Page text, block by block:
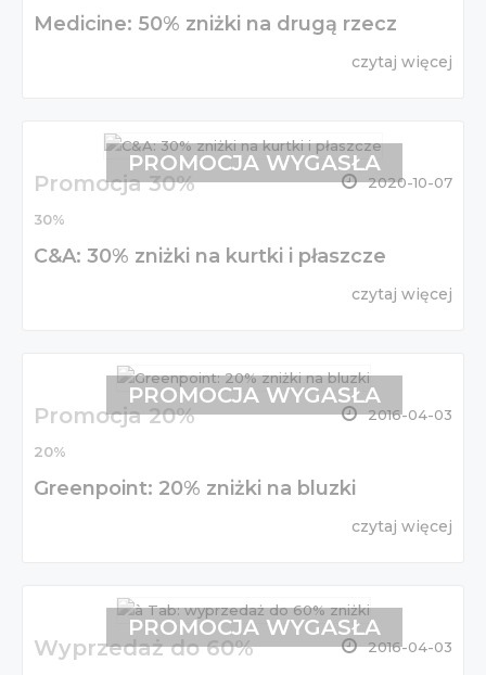
Medicine: 50% zniżki na drugą rzecz
czytaj więcej
Promocja 30% 2020-10-07
30%
C&A: 30% zniżki na kurtki i płaszcze
czytaj więcej
PROMOCJA WYGASŁA
Promocja 20% 2016-04-03
20%
Greenpoint: 20% zniżki na bluzki
czytaj więcej
PROMOCJA WYGASŁA
Wyprzedaż do 60% 2016-04-03
PROMOCJA WYGASŁA